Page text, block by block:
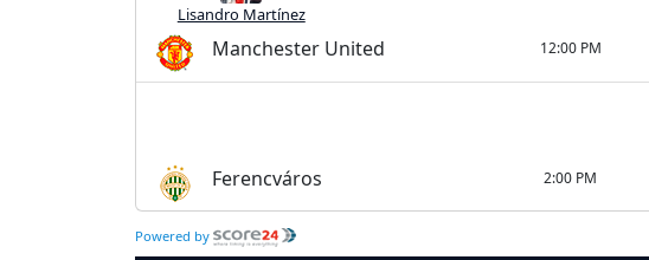
Lisandro Martínez
Manchester United 12:00 PM
Ferencváros 2:00 PM
Powered by